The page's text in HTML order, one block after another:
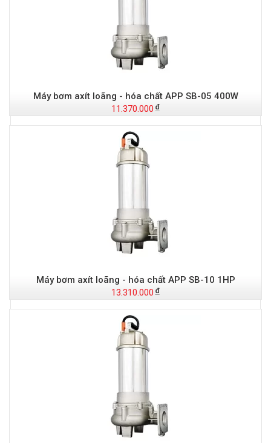
Máy bơm axít loãng - hóa chất APP SB-05 400W
11.370.000
Máy bơm axít loãng - hóa chất APP SB-10 1HP
13.310.000